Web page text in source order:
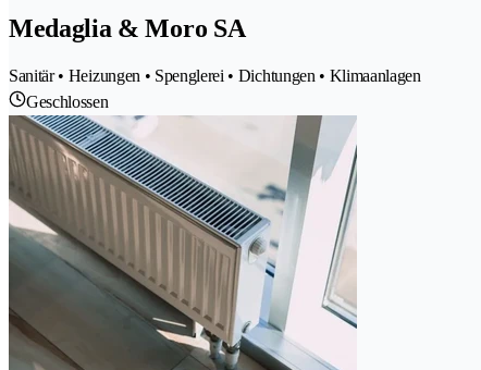
Medaglia & Moro SA
Sanitär • Heizungen • Spenglerei • Dichtungen • Klimaanlagen
Geschlossen